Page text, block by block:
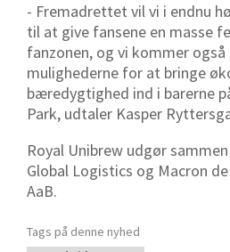
- Fremadrettet vil vi i endnu
til at give fansene en masse
fanzonen, og vi kommer
mulighederne for at bringe
bæredygtighed ind i barerne
Park, udtaler Kasper
Royal Unibrew udgør
Global Logistics og Macron
AaB.
Tags på denne nyhed